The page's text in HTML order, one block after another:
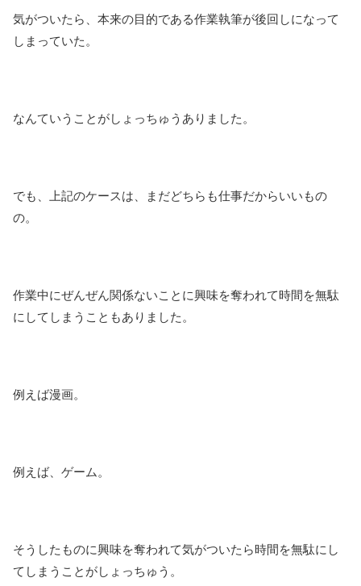
気がついたら、本来の目的である作業執筆が後回しになって
しまっていた。
なんていうことがしょっちゅうありました。
でも、上記のケースは、まだどちらも仕事だからいいもの
の。
作業中にぜんぜん関係ないことに興味を奪われて時間を無駄
にしてしまうこともありました。
例えば漫画。
例えば、ゲーム。
そうしたものに興味を奪われて気がついたら時間を無駄にし
てしまうことがしょっちゅう。